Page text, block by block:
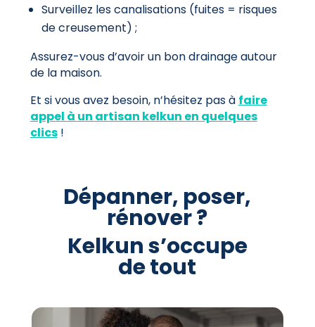
Surveillez les canalisations (fuites = risques
de creusement) ;
Assurez-vous d’avoir un bon drainage autour
de la maison.
Et si vous avez besoin, n’hésitez pas à faire
appel à un artisan kelkun en quelques
clics!
Dépanner, poser,
rénover ?
Kelkun s’occupe
de tout